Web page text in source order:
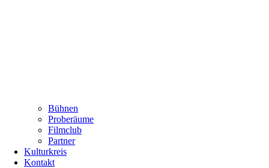
Bühnen
Proberäume
Filmclub
Partner
Kulturkreis
Kontakt